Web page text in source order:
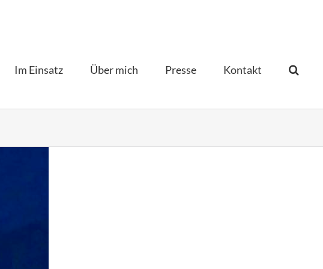
Im Einsatz Über mich Presse Kontakt­